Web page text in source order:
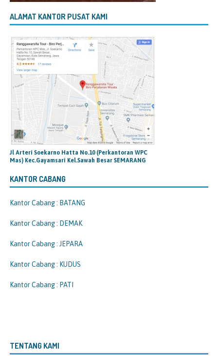
ALAMAT KANTOR PUSAT KAMI
Jl Arteri Soekarno Hatta No.10 (Perkantoran WPC
Mas) Kec.Gayamsari Kel.Sawah Besar SEMARANG
KANTOR CABANG
Kantor Cabang : BATANG
Kantor Cabang : DEMAK
Kantor Cabang : JEPARA
Kantor Cabang : KUDUS
Kantor Cabang : PATI
TENTANG KAMI